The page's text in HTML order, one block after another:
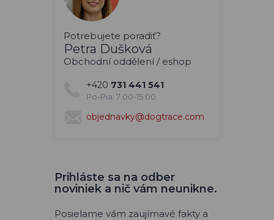
Potrebujete poradiť?
Petra Dušková
Obchodní oddělení / eshop
+420 731 441 541
Po-Pia: 7:00-15:00
objednavky@dogtrace.com
Prihláste sa na odber
noviniek a nič vám neunikne.
Posielame vám zaujímavé fakty a